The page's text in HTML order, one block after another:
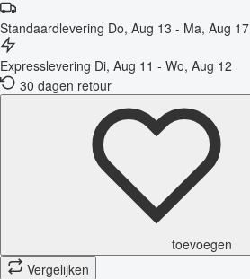
Standaardlevering Do, Aug 13 - Ma, Aug 17
Expresslevering Di, Aug 11 - Wo, Aug 12
30 dagen retour
toevoegen
Vergelijken